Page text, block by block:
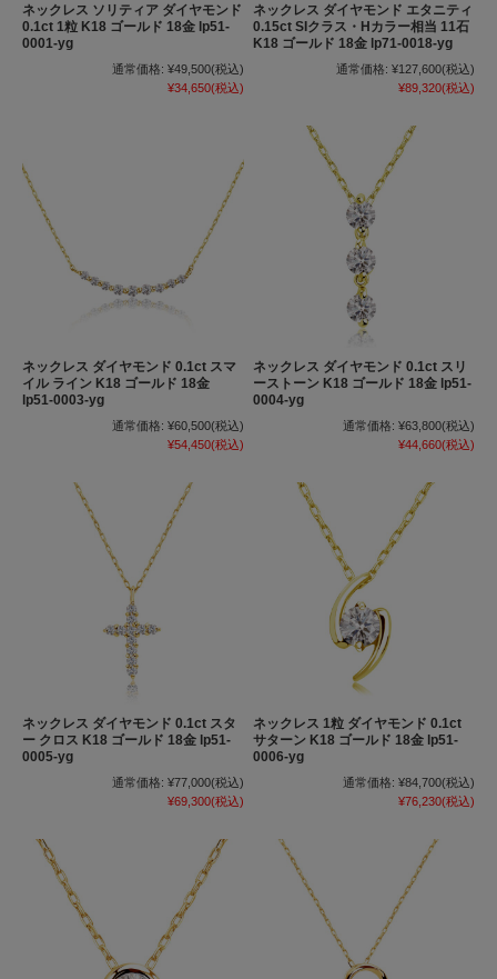
ネックレス ソリティア ダイヤモンド
0.1ct 1粒 K18 ゴールド 18金 lp51-
0001-yg
通常価格: ¥49,500(税込)
¥34,650(税込)
ネックレス ダイヤモンド エタニティ
0.15ct SIクラス・Hカラー相当 11石
K18 ゴールド 18金 lp71-0018-yg
通常価格: ¥127,600(税込)
¥89,320(税込)
ネックレス ダイヤモンド 0.1ct スマ
イル ライン K18 ゴールド 18金
lp51-0003-yg
通常価格: ¥60,500(税込)
¥54,450(税込)
ネックレス ダイヤモンド 0.1ct スリ
ーストーン K18 ゴールド 18金 lp51-
0004-yg
通常価格: ¥63,800(税込)
¥44,660(税込)
ネックレス ダイヤモンド 0.1ct スタ
ー クロス K18 ゴールド 18金 lp51-
0005-yg
通常価格: ¥77,000(税込)
¥69,300(税込)
ネックレス 1粒 ダイヤモンド 0.1ct
サターン K18 ゴールド 18金 lp51-
0006-yg
通常価格: ¥84,700(税込)
¥76,230(税込)